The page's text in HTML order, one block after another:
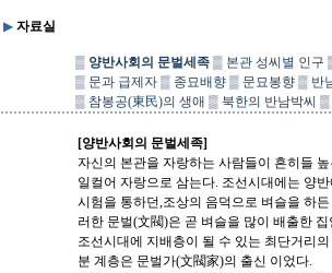
▶ 자료실
▒ 양반사회의 문벌세족 ▒ 본관 성씨별 인구
▒ 문과 급제자 ▒ 종묘배향 ▒ 문묘봉향 ▒ 반
▒ 참봉공(東民)의 생애 ▒ 북한의 반남박씨 ▒
[양반사회의 문벌세족]
자신의 본관을 자랑하는 사람들이 흔히들
일컬어 자랑으로 삼는다. 조선시대에는 양
시험을 통하던,조상의 음덕으로 벼슬을 하
러한 문벌(文閥)은 곧 벼슬을 많이 배출한
조선시대에 지배층이 될 수 있는 최단거리
분 계층은 문벌가(文閥家)의 출신 이었다.